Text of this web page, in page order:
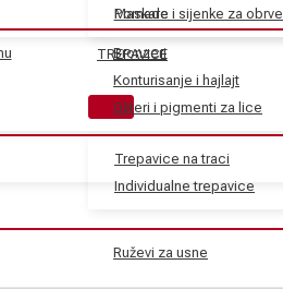
Bronzeri
Konturisanje i hajlajt
Gliteri i pigmenti za lice
Ruževi za usne
Maskare
Pomade i sijenke za obrve
TREPAVICE
Trepavice na traci
Individualne trepavice